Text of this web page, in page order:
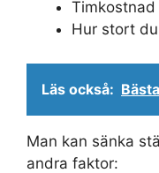
Timkostnad
Hur stort
Läs också:
Man kan sänka
andra faktor: